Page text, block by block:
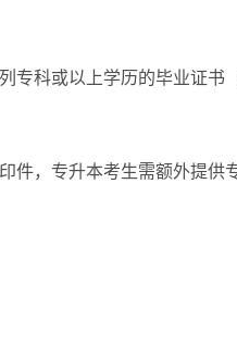
科或以上学历的毕业证书
，专升本考生需额外提供专